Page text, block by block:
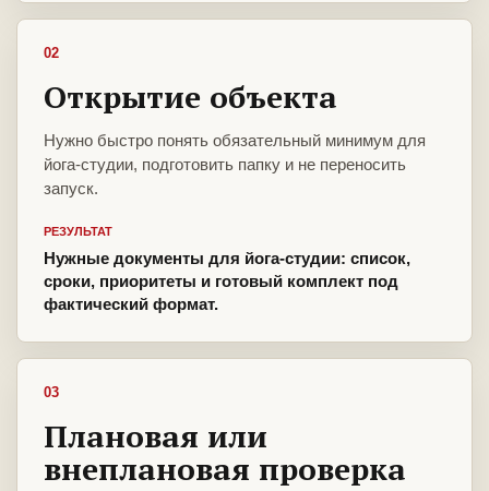
02
Открытие объекта
Нужно быстро понять обязательный минимум для
йога-студии, подготовить папку и не переносить
запуск.
РЕЗУЛЬТАТ
Нужные документы для йога-студии: список,
сроки, приоритеты и готовый комплект под
фактический формат.
03
Плановая или
внеплановая проверка